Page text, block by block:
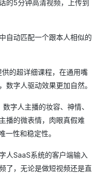
的5分钟高清视频，上传到
自动匹配一个跟本人相似的
的超详细课程，在通用嘴
数字人驱动效果更加自然。
字人主播的妆容、神情、
播的微表情，肉眼真假难
一性和稳定性。
人SaaS系统的客户端输入
了，无论是做短视频还是直